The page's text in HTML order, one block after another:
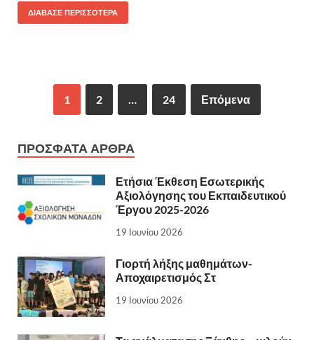
ΔΙΆΒΑΣΕ ΠΕΡΙΣΣΌΤΕΡΑ
1 2 … 24 Επόμενα
ΠΡΌΣΦΑΤΑ ΆΡΘΡΑ
Ετήσια Έκθεση Εσωτερικής
Αξιολόγησης του Εκπαιδευτικού
Έργου 2025-2026
19 Ιουνίου 2026
Γιορτή λήξης μαθημάτων-
Αποχαιρετισμός Στ
19 Ιουνίου 2026